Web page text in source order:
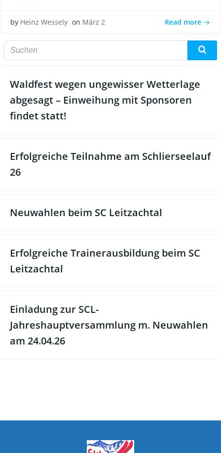
by Heinz Wessely on März 2 Read more
Waldfest wegen ungewisser Wetterlage
abgesagt – Einweihung mit Sponsoren
findet statt!
Erfolgreiche Teilnahme am Schlierseelauf
26
Neuwahlen beim SC Leitzachtal
Erfolgreiche Trainerausbildung beim SC
Leitzachtal
Einladung zur SCL-
Jahreshauptversammlung m. Neuwahlen
am 24.04.26